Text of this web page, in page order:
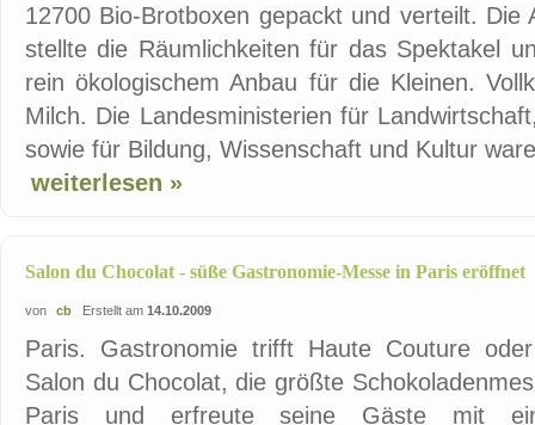
12700 Bio-Brotboxen gepackt und verteilt. Die
stellte die Räumlichkeiten für das Spektakel
rein ökologischem Anbau für die Kleinen.
Milch. Die Landesministerien für
sowie für Bildung, Wissenschaft und Kultur
weiterlesen »
Salon du Chocolat - süße Gastronomie-Messe in Paris eröffnet
von cb Erstellt am 14.10.2009
Paris. Gastronomie trifft Haute Couture
Salon du Chocolat, die größte
Paris und erfreute seine Gäste mit